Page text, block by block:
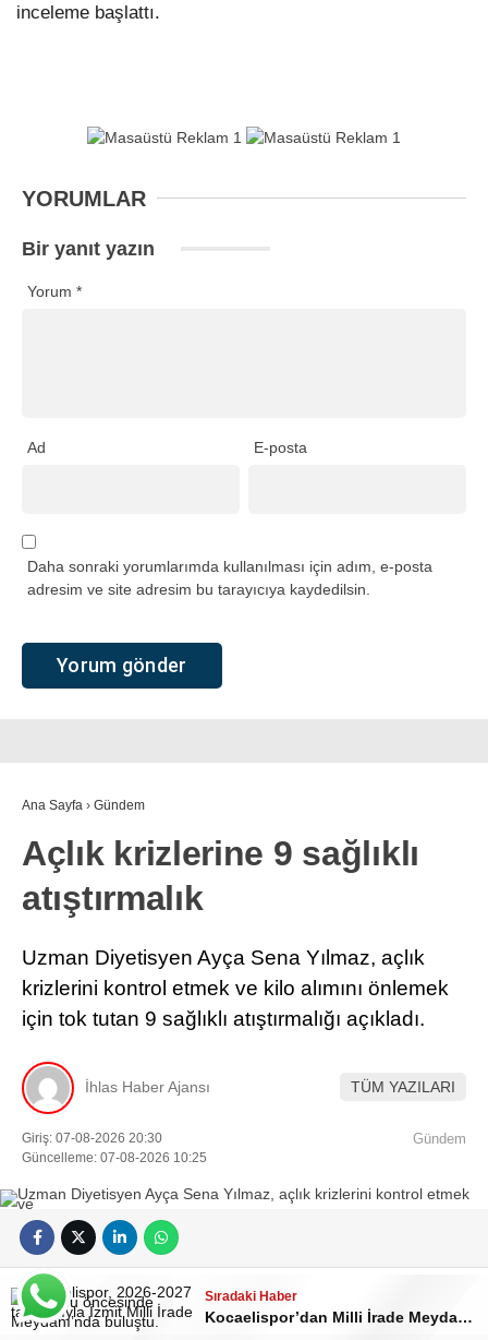
Sıradaki Haber
Kocaelispor’dan Milli İrade Meydanı’nda görkemli sezon açılışı
inceleme başlattı.
YORUMLAR
Bir yanıt yazın
Yorum *
Ad E-posta
Daha sonraki yorumlarımda kullanılması için adım, e-posta
adresim ve site adresim bu tarayıcıya kaydedilsin.
Ana Sayfa › Gündem
Açlık krizlerine 9 sağlıklı
atıştırmalık
Uzman Diyetisyen Ayça Sena Yılmaz, açlık
krizlerini kontrol etmek ve kilo alımını önlemek
için tok tutan 9 sağlıklı atıştırmalığı açıkladı.
İhlas Haber Ajansı TÜM YAZILARI
Giriş: 07-08-2026 20:30
Güncelleme: 07-08-2026 10:25
Gündem
Gün içinde bastıran açlık, birçok kişiyi yüksek kalorili
ve paketli atıştırmalıklara yöneltebiliyor. Kısa süreli